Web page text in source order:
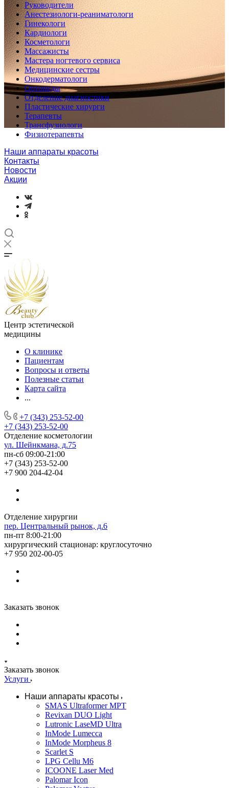
Руководители
Анестезиологи-реаниматологи
Гинекологи
Кардиологи
Косметологи
Массажисты
Мастера ногтевого сервиса
Медицинские сестры
Онкодерматологи
Ортопеды
Отделение диагностики
Пластические хирурги
Терапевты
Трансфузиологи
Физиотерапевты
Наши аппараты красоты
Контакты
Новости
Акции
Центр эстетической
медицины
О клинике
Пациентам
Вопросы и ответы
Полезные статьи
Карта сайта
...
+7 (343) 253-52-00
+7 (343) 253-52-00
Отделение косметологии
ул. Шейнкмана, д.75
пн-сб 09:00-21:00
+7 (343) 253-52-00
+7 900 204-42-04
Отделение хирургии
пер. Центральный рынок, д.6
пн-пт 8:00-21:00
хирургический стационар: круглосуточно
+7 950 202-00-05
Заказать звонок
Заказать звонок
Услуги
Наши аппараты красоты
SMAS Ultraformer MPT
Revixan DUO Light
Lutronic LaseMD Ultra
InMode Lumecca
InMode Morpheus 8
Scarlet S
LPG Cellu M6
ICOONE Laser Med
Palomar Icon